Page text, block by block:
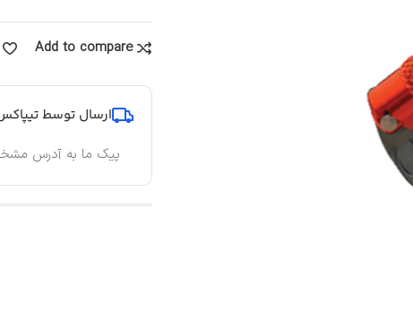
Add to compare
ارسال توسط
پیک ما به آدرس